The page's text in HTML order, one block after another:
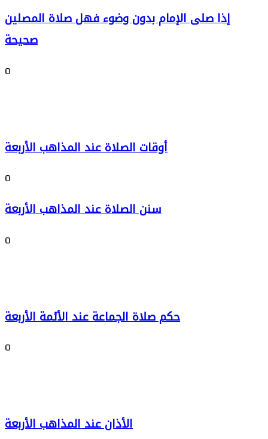
إذا صلى الإمام بدون وضوء فهل صلاة المصلين
صحيحة
0
أوقات الصلاة عند المذاهب الأربعة
0
سنن الصلاة عند المذاهب الأربعة
0
حكم صلاة الجماعة عند الأئمة الأربعة
0
الأذان عند المذاهب الأربعة